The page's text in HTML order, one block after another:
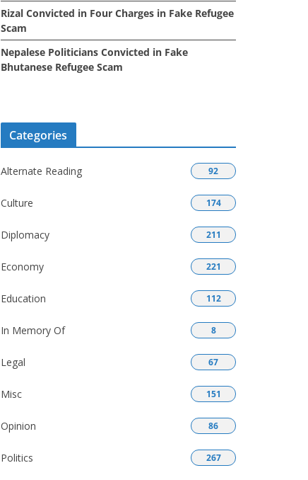
Rizal Convicted in Four Charges in Fake Refugee
Scam
Nepalese Politicians Convicted in Fake
Bhutanese Refugee Scam
Categories
Alternate Reading 92
Culture 174
Diplomacy 211
Economy 221
Education 112
In Memory Of 8
Legal 67
Misc 151
Opinion 86
Politics 267